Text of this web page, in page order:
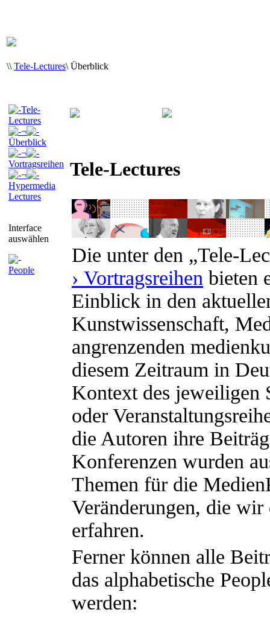
\\ Tele-Lectures\ Überblick
Tele-
Lectures
¬
Überblick
¬
Vortragsreihen
¬
Hypermedia
Lectures
Interface
auswählen
People
Tele-Lectures
Die unter den „Tele-
› Vortragsreihen bieten
Einblick in den
Kunstwissenschaft,
angrenzenden
diesem Zeitraum in
Kontext des jeweiligen
oder
die Autoren ihre
Konferenzen wurden
Themen für die
Veränderungen, die
erfahren.
Ferner können alle
das alphabetische
werden: